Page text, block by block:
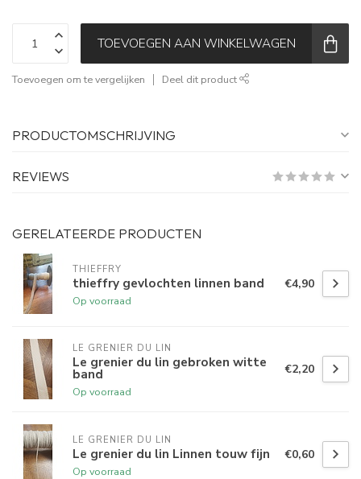
TOEVOEGEN AAN WINKELWAGEN
Toevoegen om te vergelijken Deel dit product
PRODUCTOMSCHRIJVING
REVIEWS
GERELATEERDE PRODUCTEN
THIEFFRY
thieffry gevlochten linnen band
Op voorraad
€4,90
LE GRENIER DU LIN
Le grenier du lin gebroken witte
band
Op voorraad
€2,20
LE GRENIER DU LIN
Le grenier du lin Linnen touw fijn
Op voorraad
€0,60